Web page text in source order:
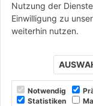
Nutzung der
Einwilligung zu
weiterhin nutzen.
Notwendig
Statistiken